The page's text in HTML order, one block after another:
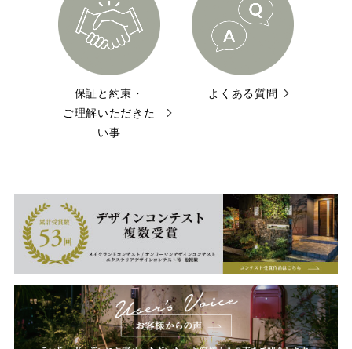
保証と約束・
ご理解いただきた
い事
よくある質問